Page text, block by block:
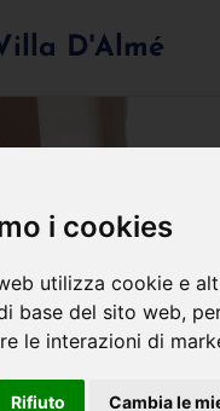
i cookies
utilizza cookie e
base del sito web,
le interazioni di
Rifiuto Cambia le
D'Almé